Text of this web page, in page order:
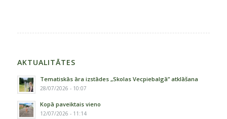
AKTUALITĀTES
Tematiskās āra izstādes „Skolas Vecpiebalgā” atklāšana
28/07/2026 - 10:07
Kopā paveiktais vieno
12/07/2026 - 11:14